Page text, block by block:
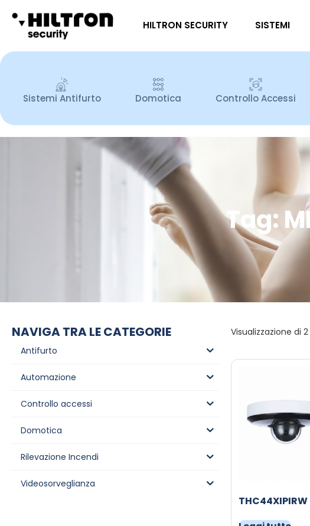
HILTRON SECURITY SISTEMI
Sistemi Antifurto Domotica Controllo Accessi
Tag:
NAVIGA TRA LE CATEGORIE
Antifurto
Automazione
Controllo accessi
Domotica
Rilevazione Incendi
Videosorveglianza
Visualizzazione di
THC44XIPIRW